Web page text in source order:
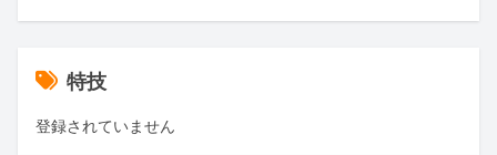
特技
登録されていません